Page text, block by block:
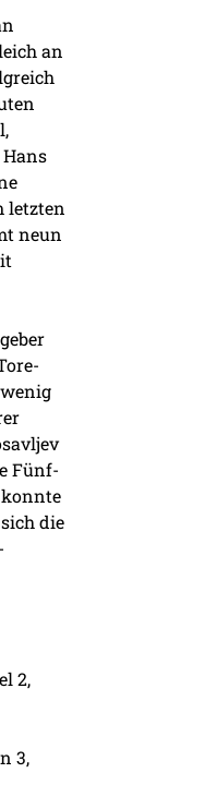
an
letzten
neun
Fünf-
konnte
die
2,
3,